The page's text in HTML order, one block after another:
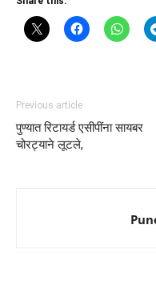
Previous article
पुण्यात रिटायर्ड एसीपींना सायबर
चोरट्याने लूटले,